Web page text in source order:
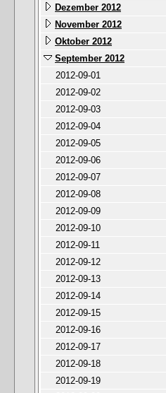
Dezember 2012
November 2012
Oktober 2012
September 2012
2012-09-01
2012-09-02
2012-09-03
2012-09-04
2012-09-05
2012-09-06
2012-09-07
2012-09-08
2012-09-09
2012-09-10
2012-09-11
2012-09-12
2012-09-13
2012-09-14
2012-09-15
2012-09-16
2012-09-17
2012-09-18
2012-09-19